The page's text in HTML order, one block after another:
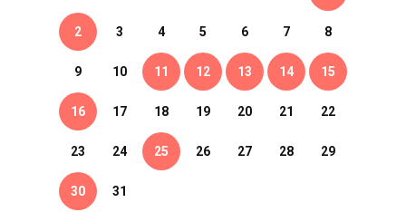
2 3 4 5 6 7 8
9 10 11 12 13 14 15
16 17 18 19 20 21 22
23 24 25 26 27 28 29
30 31